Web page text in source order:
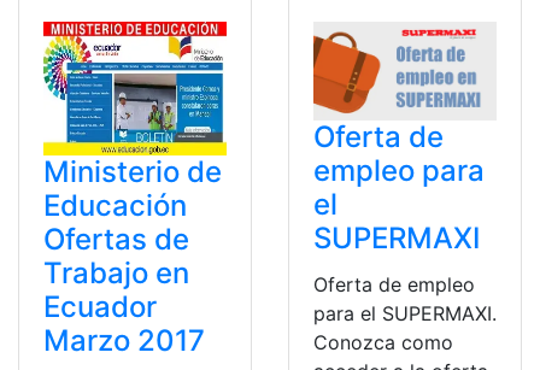
Ministerio de
Educación
Ofertas de
Trabajo en
Ecuador
Marzo 2017
Oferta de
empleo para
el
SUPERMAXI
Oferta de empleo
para el SUPERMAXI.
Conozca como